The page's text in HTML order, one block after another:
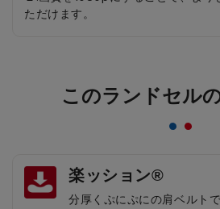
ただけます。
このランドセル
楽ッション®
分厚くぷにぷにの肩ベルト